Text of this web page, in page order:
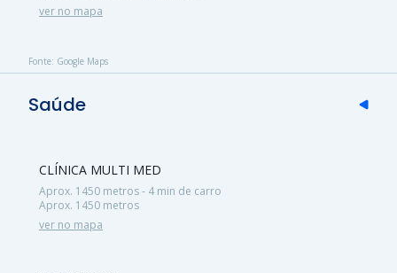
ver no mapa
Fonte: Google Maps
Saúde
CLÍNICA MULTI MED
Aprox. 1450 metros - 4 min de carro
Aprox. 1450 metros
ver no mapa